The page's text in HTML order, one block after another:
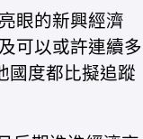
眼的新興經濟
可以或許連續多
國度都比擬追蹤